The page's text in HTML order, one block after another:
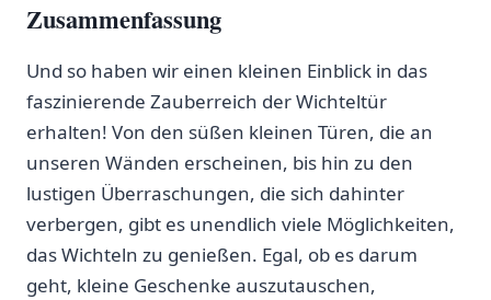
Zusammenfassung
Und so haben wir⁢ einen kleinen​ Einblick in das
faszinierende Zauberreich der Wichteltür
erhalten! Von den süßen kleinen Türen, ‍die an
unseren Wänden⁤ erscheinen, bis hin ⁣zu den
lustigen Überraschungen, die sich‌ dahinter
verbergen, ‌gibt es unendlich viele Möglichkeiten,
das‌ Wichteln zu‌ genießen. Egal, ob es darum
geht, kleine​ Geschenke auszutauschen,